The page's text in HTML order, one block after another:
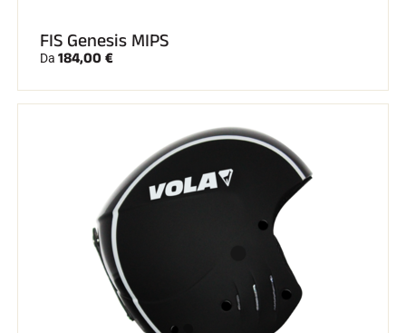
FIS Genesis MIPS
Da 184,00 €